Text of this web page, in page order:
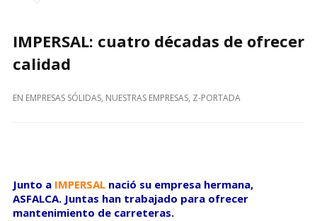
IMPERSAL: cuatro décadas de ofrecer
calidad
EN EMPRESAS SÓLIDAS, NUESTRAS EMPRESAS, Z-PORTADA
Junto a IMPERSAL nació su empresa hermana,
ASFALCA. Juntas han trabajado para ofrecer
mantenimiento de carreteras.